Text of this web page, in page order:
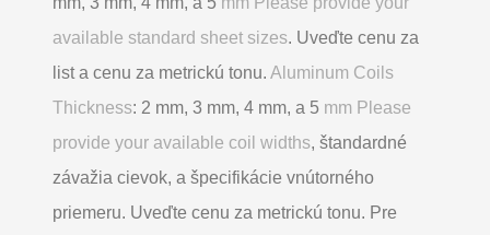
available standard sheet sizes. Uveďte cenu za
list a cenu za metrickú tonu. Aluminum Coils
Thickness: 2 mm, 3 mm, 4 mm, a 5 mm Please
provide your available coil widths, štandardné
závažia cievok, a špecifikácie vnútorného
priemeru. Uveďte cenu za metrickú tonu. Pre